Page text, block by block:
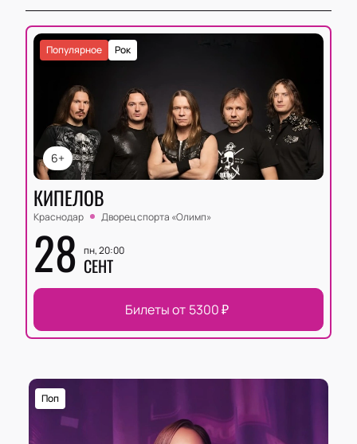
6+
Рок
Популярное
КИПЕЛОВ
Краснодар Дворец спорта «‎Олимп»
28 пн, 20:00
СЕНТ
Билеты от 5300₽
Поп